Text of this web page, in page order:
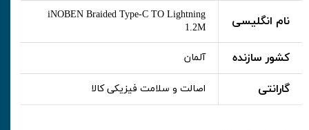
نام انگلیسی
iNOBEN Braided Type-C TO Lightning
1.2M
کشور سازنده آلمان
گارانتی اصالت و سلامت فیزیکی کالا